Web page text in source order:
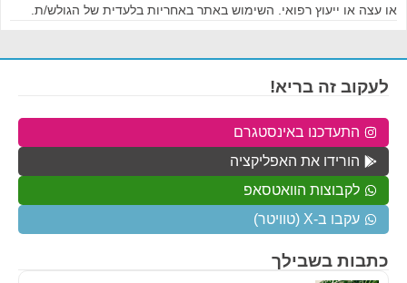
או עצה או ייעוץ רפואי. השימוש באתר באחריות בלעדית של הגולש/ת.
כתבות בשבילך
לעקוב זה בריא!
התעדכנו באינסטגרם
הורידו את האפליקציה
לקבוצות הוואטסאפ
עקבו ב-X (טוויטר)